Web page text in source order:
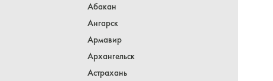
Абакан
Ангарск
Армавир
Архангельск
Астрахань